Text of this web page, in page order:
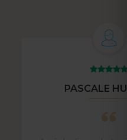
PASCALE